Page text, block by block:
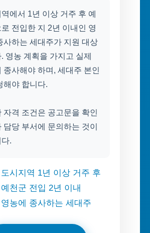
역에서 1년 이상 거주 후 예
전입한 지 2년 이내인 영
사하는 세대주가 지원 대상
영농 계획을 가지고 실제
종사해야 하며, 세대주 본인
해야 합니다.
자격 조건은 공고문을 확인
담당 부서에 문의하는 것이
.
도시지역 1년 이상 거주 후
예천군 전입 2년 이내
영농에 종사하는 세대주